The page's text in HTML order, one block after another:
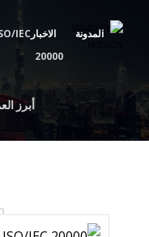
أبرز
المدونة الاخبار IEC
20000